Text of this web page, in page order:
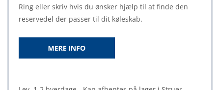
Ring eller skriv hvis du ønsker hjælp til at finde den
reservedel der passer til dit køleskab.